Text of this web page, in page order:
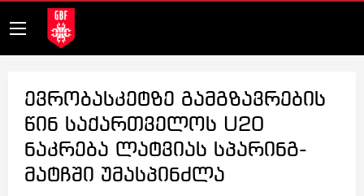
ევრობასკეტზე გამგზავრების
წინ საქართველოს U20
ნაკრება ლატვიას სპარინგ-
მატჩში უმასპინძლა